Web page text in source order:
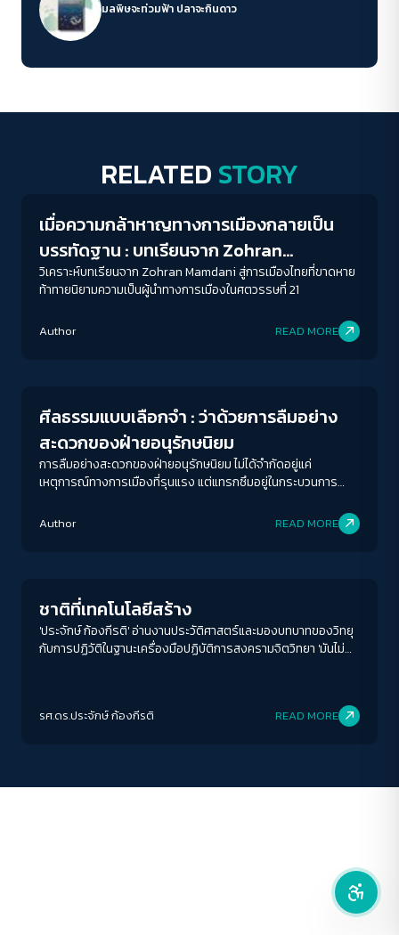
มลพิษจะท่วมฟ้า ปลาจะกินดาว
RELATED STORY
เมื่อความกล้าหาญทางการเมืองกลายเป็น
บรรทัดฐาน : บทเรียนจาก Zohran
Mamdani สู่การเมืองไทยที่ยังขาดหาย
วิเคราะห์บทเรียนจาก Zohran Mamdani สู่การเมืองไทยที่ขาดหาย
ท้าทายนิยามความเป็นผู้นำทางการเมืองในศตวรรษที่ 21
Author READ MORE
ศีลธรรมแบบเลือกจำ : ว่าด้วยการลืมอย่าง
สะดวกของฝ่ายอนุรักษนิยม
การลืมอย่างสะดวกของฝ่ายอนุรักษนิยม ไม่ได้จำกัดอยู่แค่
เหตุการณ์ทางการเมืองที่รุนแรง แต่แทรกซึมอยู่ในกระบวนการ
Author READ MORE
ชาติที่เทคโนโลยีสร้าง
'ประจักษ์ ก้องกีรติ' อ่านงานประวัติศาสตร์และมองบทบาทของวิทยุ
กับการปฏิวัติในฐานะเครื่องมือปฏิบัติการสงครามจิตวิทยา 'มันไม่
รศ.ดร.ประจักษ์ ก้องกีรติ READ MORE
ระยะห่างข้อความ
ปกติ มาก มากที่สุด
Deutan Tritan
โหมดขาวดำ
เน้นลิงก์